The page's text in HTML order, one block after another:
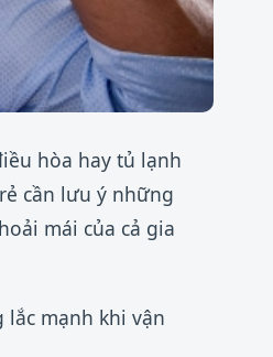
hòa hay tủ lạnh
cần lưu ý những
mái của cả gia
mạnh khi vận